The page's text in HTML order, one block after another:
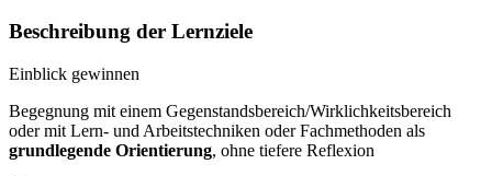
Beschreibung der Lernziele
Einblick gewinnen
Begegnung mit einem Gegenstandsbereich/Wirklichkeitsbereich
oder mit Lern- und Arbeitstechniken oder Fachmethoden als
grundlegende Orientierung, ohne tiefere Reflexion